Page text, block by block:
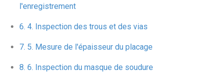
l'enregistrement
4. Inspection des trous et des vias
5. Mesure de l'épaisseur du placage
6. Inspection du masque de soudure